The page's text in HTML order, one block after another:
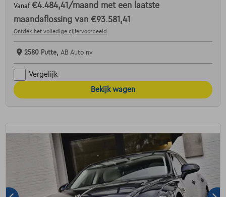
Vanaf €4.484,41 /maand met een laatste
maandaflossing van €93.581,41
Ontdek het volledige cijfervoorbeeld
2580 Putte, AB Auto nv
Vergelijk
Bekijk wagen